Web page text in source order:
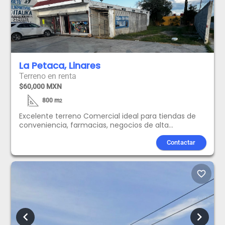
La Petaca, Linares
Terreno en renta
$60,000 MXN
800m2
Excelente terreno Comercial ideal para tiendas de
conveniencia, farmacias, negocios de alta
demanda, ubicado en Avenida Principal con mucho
Contactar
favorite_border
chevron_left chevron_right